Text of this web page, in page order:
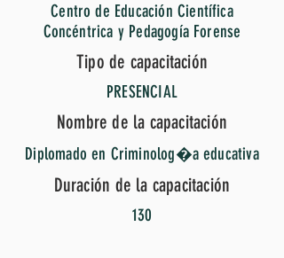
Centro de Educación Científica
Concéntrica y Pedagogía Forense
Tipo de capacitación
PRESENCIAL
Nombre de la capacitación
Diplomado en Criminolog�a educativa
Duración de la capacitación
130